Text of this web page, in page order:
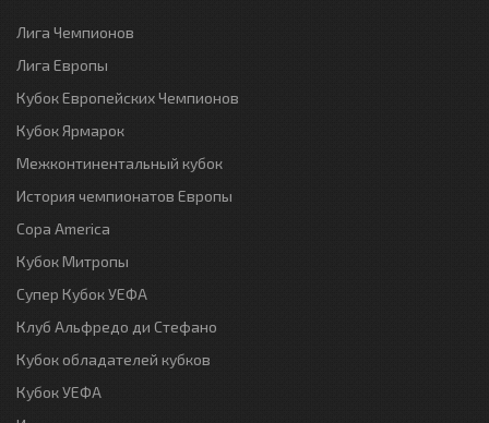
Лига Чемпионов
Лига Европы
Кубок Европейских Чемпионов
Кубок Ярмарок
Межконтинентальный кубок
История чемпионатов Европы
Copa America
Кубок Митропы
Супер Кубок УЕФА
Клуб Альфредо ди Стефано
Кубок обладателей кубков
Кубок УЕФА